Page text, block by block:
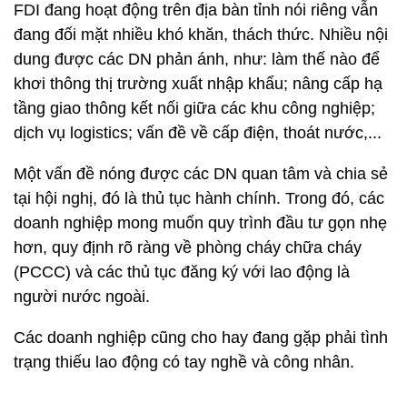
FDI đang hoạt động trên địa bàn tỉnh nói riêng vẫn
đang đối mặt nhiều khó khăn, thách thức. Nhiều nội
dung được các DN phản ánh, như: làm thế nào để
khơi thông thị trường xuất nhập khẩu; nâng cấp hạ
tầng giao thông kết nối giữa các khu công nghiệp;
dịch vụ logistics; vấn đề về cấp điện, thoát nước,...
Một vấn đề nóng được các DN quan tâm và chia sẻ
tại hội nghị, đó là thủ tục hành chính. Trong đó, các
doanh nghiệp mong muốn quy trình đầu tư gọn nhẹ
hơn, quy định rõ ràng về phòng cháy chữa cháy
(PCCC) và các thủ tục đăng ký với lao động là
người nước ngoài.
Các doanh nghiệp cũng cho hay đang gặp phải tình
trạng thiếu lao động có tay nghề và công nhân.